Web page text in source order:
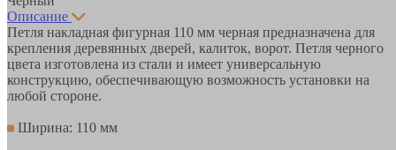
Описание
Петля накладная фигурная 110 мм черная предназначена для
крепления деревянных дверей, калиток, ворот. Петля черного
цвета изготовлена из стали и имеет универсальную
конструкцию, обеспечивающую возможность установки на
любой стороне.
Ширина: 110 мм